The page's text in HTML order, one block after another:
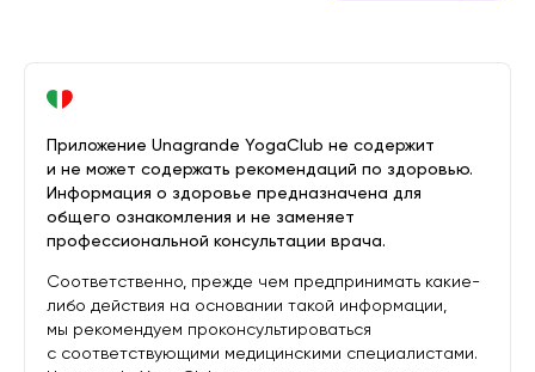
Приложение Unagrande YogaClub не содержит
и не может содержать рекомендаций по здоровью.
Информация о здоровье предназначена для
общего ознакомления и не заменяет
профессиональной консультации врача.
Соответственно, прежде чем предпринимать какие-
либо действия на основании такой информации,
мы рекомендуем проконсультироваться
с соответствующими медицинскими специалистами.